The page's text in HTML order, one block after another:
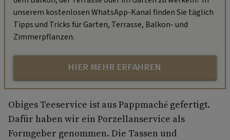
unserem kostenlosen WhatsApp-Kanal finden Sie täglich
Tipps und Tricks für Garten, Terrasse, Balkon- und
Zimmerpflanzen.
HIER MEHR ERFAHREN
Obiges Teeservice ist aus Pappmaché gefertigt.
Dafür haben wir ein Porzellanservice als
Formgeber genommen. Die Tassen und